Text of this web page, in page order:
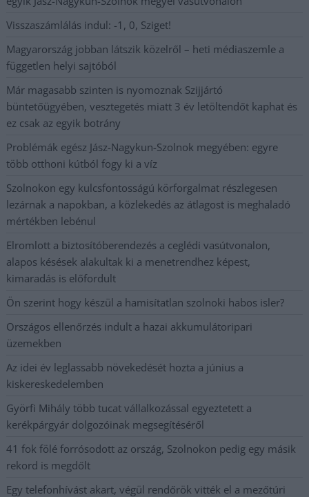
Visszaszámlálás indul: -1, 0, Sziget!
Magyarország jobban látszik közelről – heti médiaszemle a
független helyi sajtóból
Már magasabb szinten is nyomoznak Szijjártó
büntetőügyében, vesztegetés miatt 3 év letöltendőt kaphat és
ez csak az egyik botrány
Problémák egész Jász-Nagykun-Szolnok megyében: egyre
több otthoni kútból fogy ki a víz
Szolnokon egy kulcsfontosságú körforgalmat részlegesen
lezárnak a napokban, a közlekedés az átlagost is meghaladó
mértékben lebénul
Elromlott a biztosítóberendezés a ceglédi vasútvonalon,
alapos késések alakultak ki a menetrendhez képest,
kimaradás is előfordult
Ön szerint hogy készül a hamisítatlan szolnoki habos isler?
Országos ellenőrzés indult a hazai akkumulátoripari
üzemekben
Az idei év leglassabb növekedését hozta a június a
kiskereskedelemben
Györfi Mihály több tucat vállalkozással egyeztetett a
kerékpárgyár dolgozóinak megsegítéséről
41 fok fölé forrósodott az ország, Szolnokon pedig egy másik
rekord is megdőlt
Egy telefonhívást akart, végül rendőrök vitték el a mezőtúri